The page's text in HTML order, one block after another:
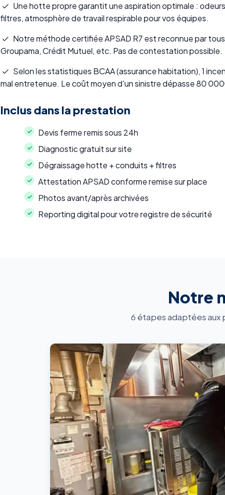
Une hotte propre garantit une aspiration optimale :
filtres, atmosphère de travail respirable pour vos équipes.
Notre méthode certifiée APSAD R7 est reconnue par
Groupama, Crédit Mutuel, etc. Pas de contestation possible.
Selon les statistiques BCAA (assurance habitation), 1
mal entretenue. Le coût moyen d'un sinistre dépasse 80
Inclus dans la prestation
Devis ferme remis sous 24h
Diagnostic gratuit sur site
Dégraissage hotte + conduits + filtres
Attestation APSAD conforme remise sur place
Photos avant/après archivées
Reporting digital pour votre registre de sécurité
Notre
6 étapes adaptées aux